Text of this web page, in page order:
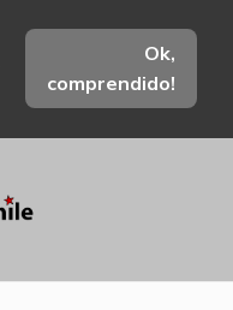
Ok,
comprendido!